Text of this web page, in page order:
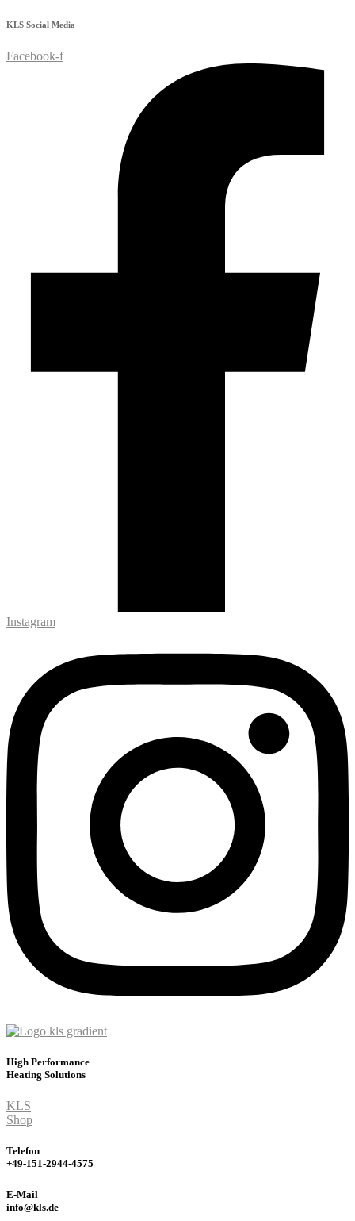
KLS Social Media
Facebook-f
Instagram
High Performance
Heating Solutions
KLS
Shop
Telefon
+49-151-2944-4575
E-Mail
info@kls.de